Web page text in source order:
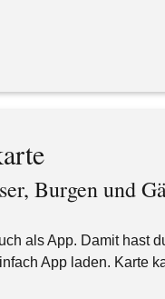
Burgen und
als App. Damit hast
App laden. Karte